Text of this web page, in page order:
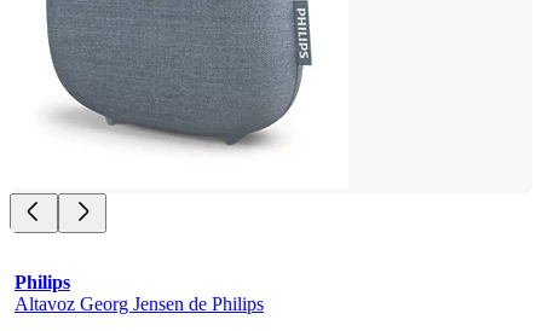
Philips
Altavoz Georg Jensen de Philips